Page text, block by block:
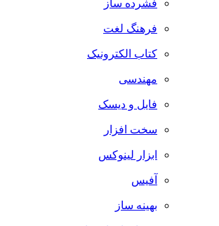
فشرده ساز
فرهنگ لغت
کتاب الکترونیک
مهندسی
فایل و دیسک
سخت افزار
ابزار لینوکس
آفیس
بهینه ساز